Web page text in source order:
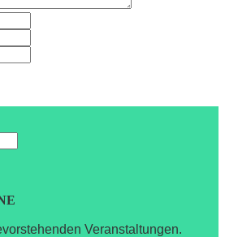
Veranstaltungen.